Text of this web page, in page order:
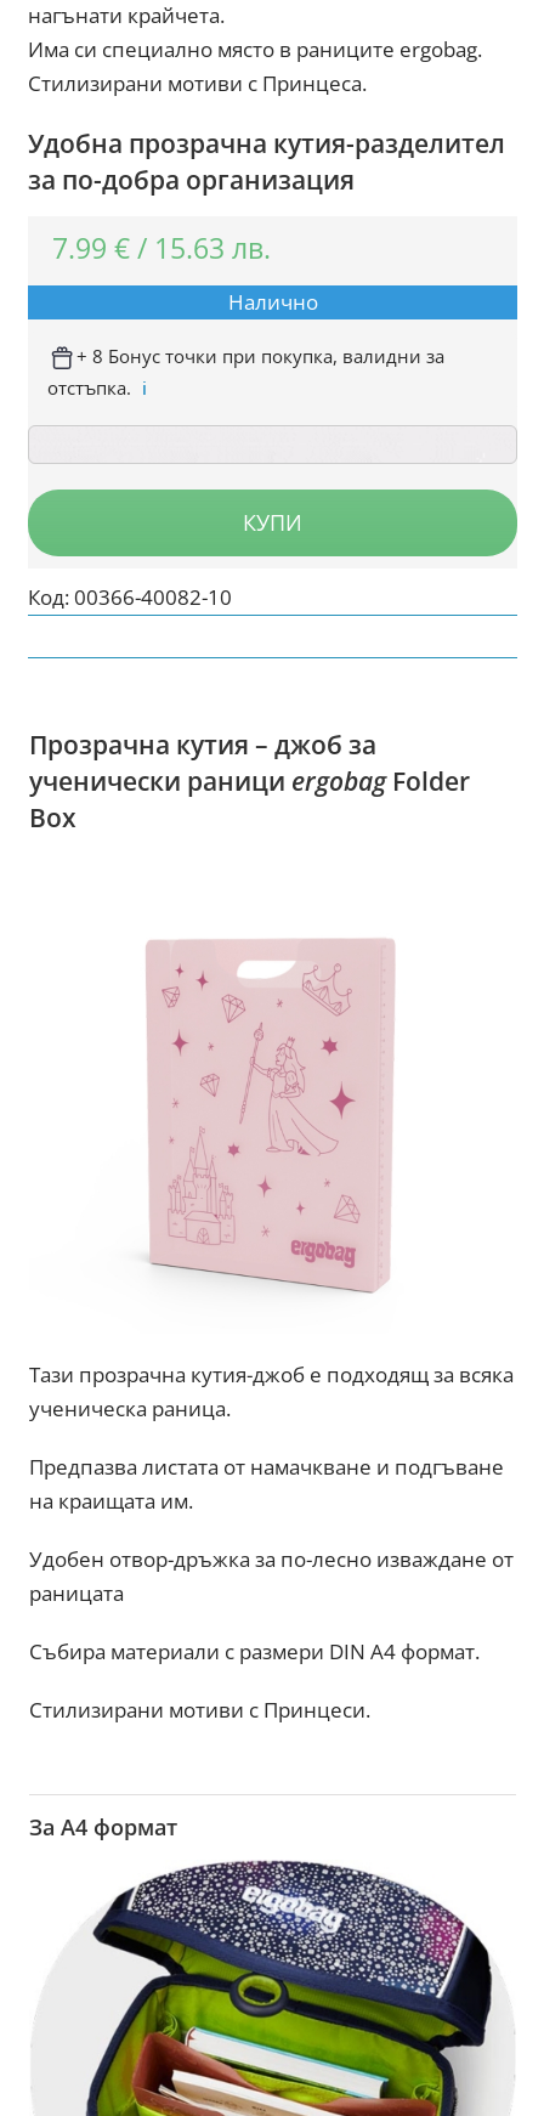
нагънати крайчета.
Има си специално място в раниците ergobag.
Стилизирани мотиви с Принцеса.
Удобна прозрачна кутия-разделител
за по-добра организация
7.99€ / 15.63лв.
Налично
+ 8 Бонус точки при покупка, валидни за
отстъпка. ℹ️
КУПИ
Код:00366-40082-10
Прозрачна кутия – джоб за
ученически раници ergobagFolder
Box
Тази прозрачна кутия-джоб е подходящ за всяка
ученическа раница.
Предпазва листата от намачкване и подгъване
на краищата им.
Удобен отвор-дръжка за по-лесно изваждане от
раницата
Събира материали с размери DIN А4 формат.
Стилизирани мотиви с Принцеси.
За A4 формат